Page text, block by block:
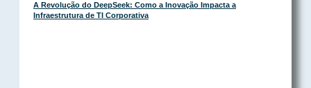
A Revolução do DeepSeek: Como a Inovação Impacta a
Infraestrutura de TI Corporativa